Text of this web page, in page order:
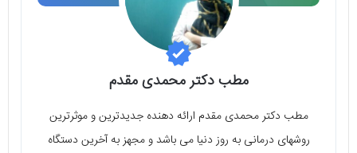
مطب دکتر محمدی مقدم
مطب دکتر محمدی مقدم ارائه دهنده جدیدترین و موثرترین
روشهای درمانی به روز دنیا می باشد و مجهز به آخرین دستگاه